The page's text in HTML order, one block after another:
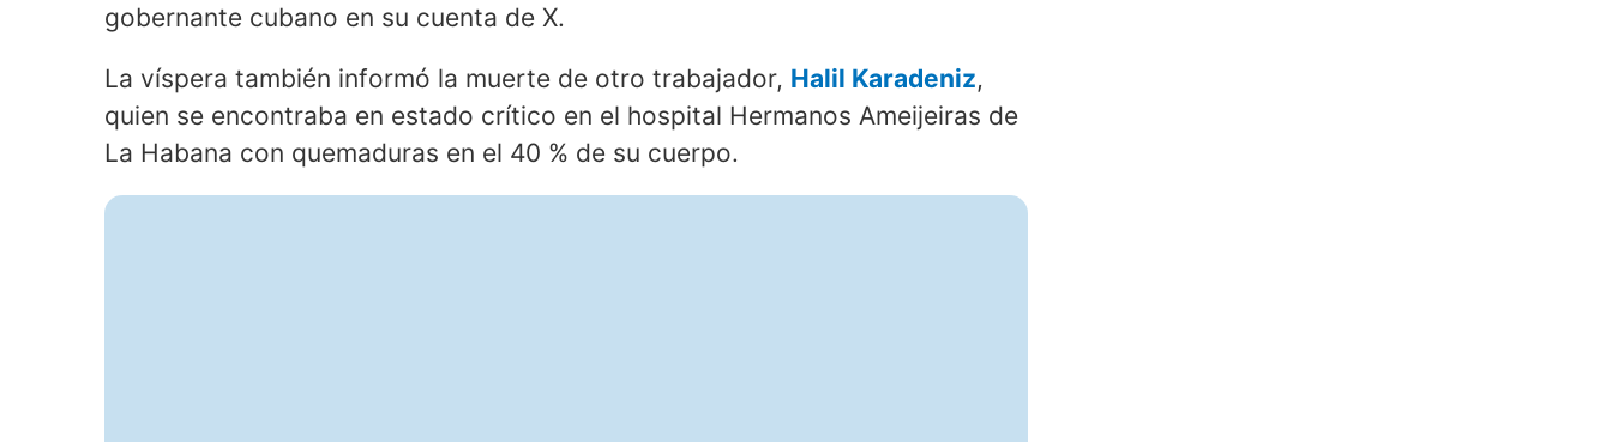
gobernante cubano en su cuenta de X.
La víspera también informó la muerte de otro trabajador, Halil Karadeniz,
quien se encontraba en estado crítico en el hospital Hermanos Ameijeiras de
La Habana con quemaduras en el 40 % de su cuerpo.